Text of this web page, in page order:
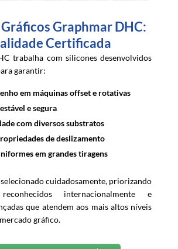
Graphmar DHC:
Certificada
trabalha com silicones desenvolvidos
garantir:
em máquinas offset e rotativas
e segura
com diversos substratos
de deslizamento
em grandes tiragens
cuidadosamente, priorizando
internacionalmente e
que atendem aos mais altos níveis
gráfico.